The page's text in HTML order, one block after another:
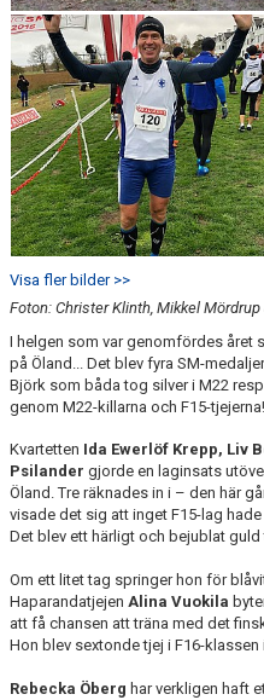
Visa fler bilder >>
Foton: Christer Klinth, Mikkel
I helgen som var genomfördes året
på Öland... Det blev fyra SM-
Björk som båda tog silver i M22
genom M22-killarna och F15-tjejerna!
Kvartetten Ida Ewerlöf Krepp, Liv
Psilander gjorde en laginsats
Öland. Tre räknades in i – den här
visade det sig att inget F15-lag
Det blev ett härligt och bejublat guld
Om ett litet tag springer hon för
Haparandatjejen Alina Vuokila
att få chansen att träna med det
Hon blev sextonde tjej i F16-klassen
Rebecka Öberg har verkligen haft